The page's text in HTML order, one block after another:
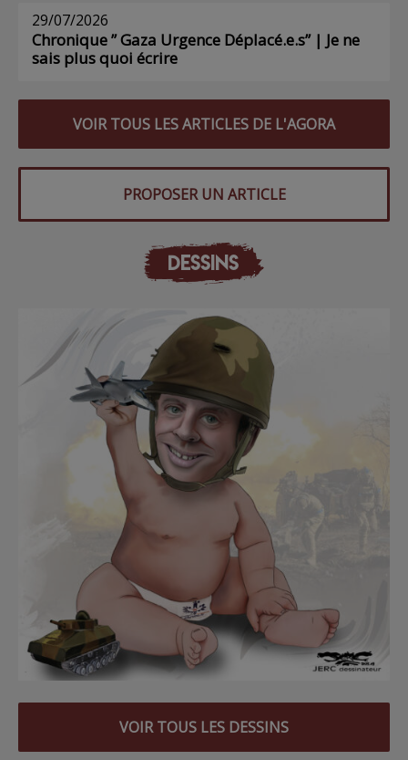
29/07/2026
Chronique ” Gaza Urgence Déplacé.e.s” | Je ne
sais plus quoi écrire
VOIR TOUS LES ARTICLES DE L'AGORA
PROPOSER UN ARTICLE
DESSINS
VOIR TOUS LES DESSINS